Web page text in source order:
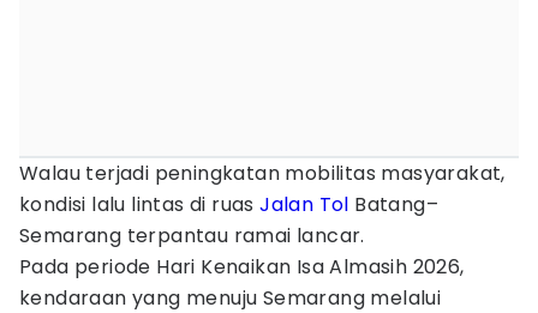
Walau terjadi peningkatan mobilitas masyarakat,
kondisi lalu lintas di ruasJalan Tol Batang–
Semarang terpantau ramai lancar.
Pada periode Hari Kenaikan Isa Almasih 2026,
kendaraan yang menuju Semarang melalui